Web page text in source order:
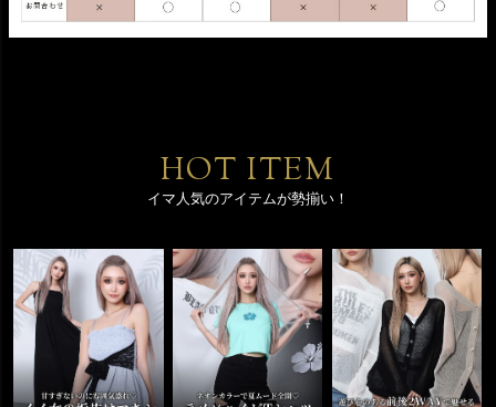
HOT ITEM
イマ人気のアイテムが勢揃い！